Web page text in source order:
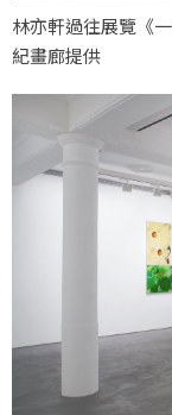
林亦軒過往展覽《
紀畫廊提供